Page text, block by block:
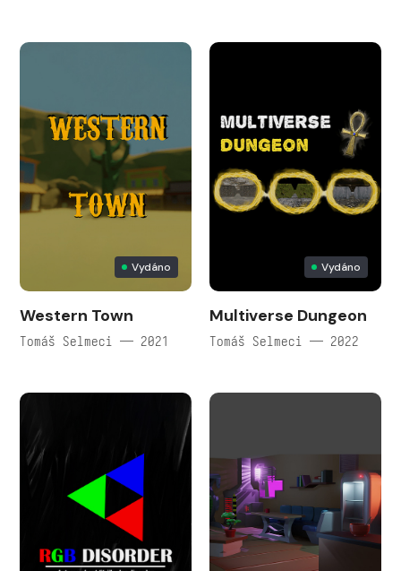
Vydáno
Western Town
Tomáš Selmeci — 2021
Vydáno
Multiverse Dungeon
Tomáš Selmeci — 2022